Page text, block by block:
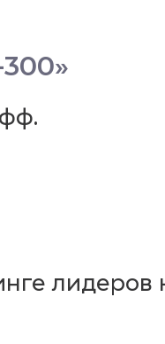
лидеров